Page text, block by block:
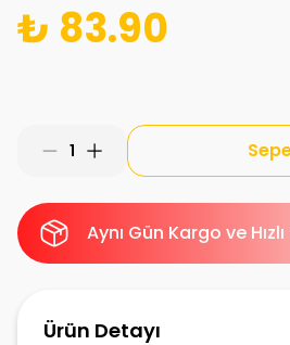
₺ 83.90
1
Aynı Gün Kargo ve
Ürün Detayı